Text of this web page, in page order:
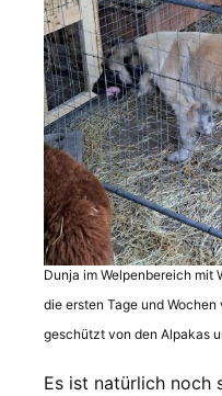
Dunja im Welpenbereich mit
die ersten Tage und
geschützt von den Alpakas
Es ist natürlich noch